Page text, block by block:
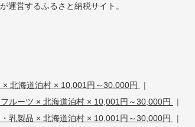
運営するふるさと納税サイト。
× 北海道泊村 × 10,001円～30,000円
|
ルーツ × 北海道泊村 × 10,001円～30,000円
|
乳製品 × 北海道泊村 × 10,001円～30,000円
|